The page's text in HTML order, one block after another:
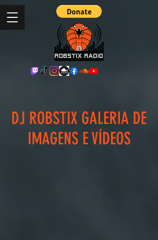
DJ ROBSTIX GALERIA DE
IMAGENS E VÍDEOS